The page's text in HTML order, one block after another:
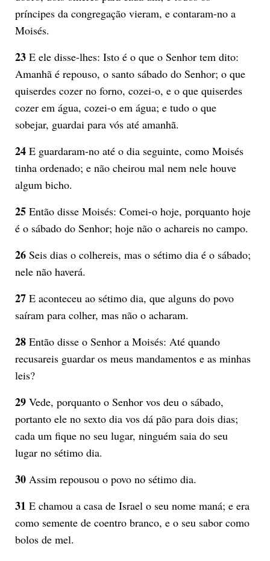
príncipes da congregação vieram, e contaram-no a
Moisés.
23E ele disse-lhes: Isto é o que o Senhor tem dito:
Amanhã é repouso, o santo sábado do Senhor; o que
quiserdes cozer no forno, cozei-o, e o que quiserdes
cozer em água, cozei-o em água; e tudo o que
sobejar, guardai para vós até amanhã.
24E guardaram-no até o dia seguinte, como Moisés
tinha ordenado; e não cheirou mal nem nele houve
algum bicho.
25Então disse Moisés: Comei-o hoje, porquanto hoje
é o sábado do Senhor; hoje não o achareis no campo.
26Seis dias o colhereis, mas o sétimo dia é o sábado;
nele não haverá.
27E aconteceu ao sétimo dia, que alguns do povo
saíram para colher, mas não o acharam.
28Então disse o Senhor a Moisés: Até quando
recusareis guardar os meus mandamentos e as minhas
leis?
29Vede, porquanto o Senhor vos deu o sábado,
portanto ele no sexto dia vos dá pão para dois dias;
cada um fique no seu lugar, ninguém saia do seu
lugar no sétimo dia.
30Assim repousou o povo no sétimo dia.
31 E chamou a casa de Israel o seu nome maná; e era
como semente de coentro branco, e o seu sabor como
bolos de mel.